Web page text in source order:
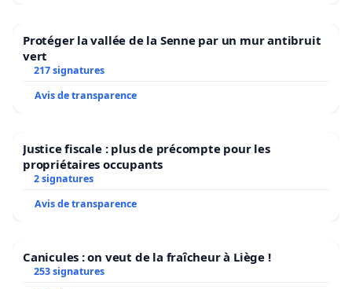
Protéger la vallée de la Senne par un mur antibruit
vert
217 signatures
Avis de transparence
Justice fiscale : plus de précompte pour les
propriétaires occupants
2 signatures
Avis de transparence
Canicules : on veut de la fraîcheur à Liège !
253 signatures